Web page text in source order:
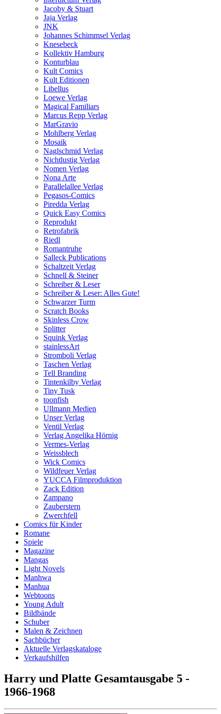
Jacoby & Stuart
Jaja Verlag
JNK
Johannes Schimmsel Verlag
Knesebeck
Kollektiv Hamburg
Konturblau
Kult Comics
Kult Editionen
Libellus
Loewe Verlag
Magical Familiars
Marcus Repp Verlag
MarGravio
Mohlberg Verlag
Mosaik
Naglschmid Verlag
Nichtlustig Verlag
Nomen Verlag
Nona Arte
Parallelallee Verlag
Pegasos-Comics
Piredda Verlag
Quick Easy Comics
Reprodukt
Retrofabrik
Riedl
Romantruhe
Salleck Publications
Schaltzeit Verlag
Schnell & Steiner
Schreiber & Leser
Schreiber & Leser: Alles Gute!
Schwarzer Turm
Scratch Books
Skinless Crow
Splitter
Squink Verlag
stainlessArt
Stromboli Verlag
Taschen Verlag
Tell Branding
Tintenkilby Verlag
Tiny Tusk
toonfish
Ullmann Medien
Unser Verlag
Ventil Verlag
Verlag Angelika Hörnig
Vermes-Verlag
Weissblech
Wick Comics
Wildfeuer Verlag
YUCCA Filmproduktion
Zack Edition
Zampano
Zauberstern
Zwerchfell
Comics für Kinder
Romane
Spiele
Magazine
Mangas
Light Novels
Manhwa
Manhua
Webtoons
Young Adult
Bildbände
Schuber
Malen & Zeichnen
Sachbücher
Aktuelle Verlagskataloge
Verkaufshilfen
Harry und Platte Gesamtausgabe 5 -
1966-1968